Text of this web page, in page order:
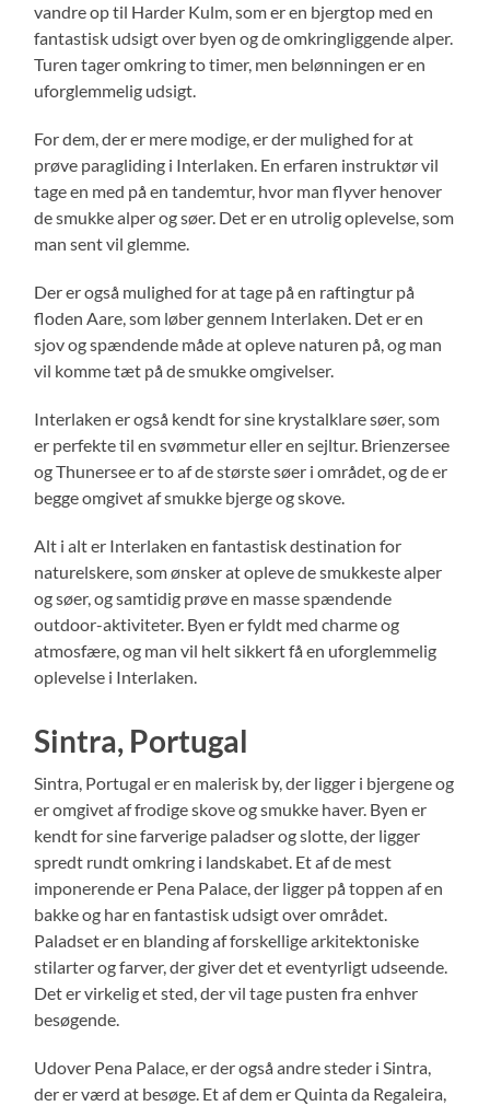
vandre op til Harder Kulm, som er en bjergtop med en
fantastisk udsigt over byen og de omkringliggende alper.
Turen tager omkring to timer, men belønningen er en
uforglemmelig udsigt.
For dem, der er mere modige, er der mulighed for at
prøve paragliding i Interlaken. En erfaren instruktør vil
tage en med på en tandemtur, hvor man flyver henover
de smukke alper og søer. Det er en utrolig oplevelse, som
man sent vil glemme.
Der er også mulighed for at tage på en raftingtur på
floden Aare, som løber gennem Interlaken. Det er en
sjov og spændende måde at opleve naturen på, og man
vil komme tæt på de smukke omgivelser.
Interlaken er også kendt for sine krystalklare søer, som
er perfekte til en svømmetur eller en sejltur. Brienzersee
og Thunersee er to af de største søer i området, og de er
begge omgivet af smukke bjerge og skove.
Alt i alt er Interlaken en fantastisk destination for
naturelskere, som ønsker at opleve de smukkeste alper
og søer, og samtidig prøve en masse spændende
outdoor-aktiviteter. Byen er fyldt med charme og
atmosfære, og man vil helt sikkert få en uforglemmelig
oplevelse i Interlaken.
Sintra, Portugal
Sintra, Portugal er en malerisk by, der ligger i bjergene og
er omgivet af frodige skove og smukke haver. Byen er
kendt for sine farverige paladser og slotte, der ligger
spredt rundt omkring i landskabet. Et af de mest
imponerende er Pena Palace, der ligger på toppen af en
bakke og har en fantastisk udsigt over området.
Paladset er en blanding af forskellige arkitektoniske
stilarter og farver, der giver det et eventyrligt udseende.
Det er virkelig et sted, der vil tage pusten fra enhver
besøgende.
Udover Pena Palace, er der også andre steder i Sintra,
der er værd at besøge. Et af dem er Quinta da Regaleira,